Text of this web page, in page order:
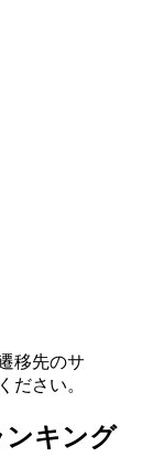
移先のサ
ださい。
キング